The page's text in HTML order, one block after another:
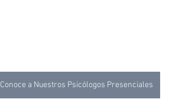
Conoce a Nuestros Psicólogos Presenciales